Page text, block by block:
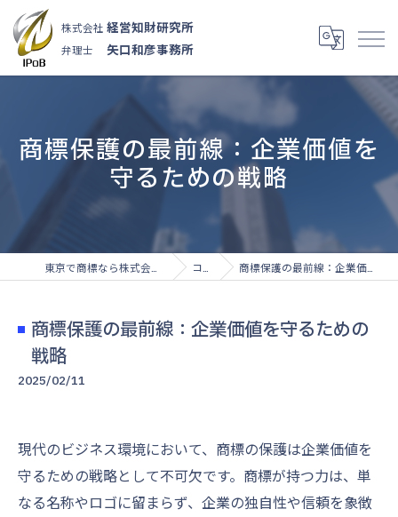
株式会社 経営知財研究所
弁理士 矢口和彦事務所
商標保護の最前線：企業価値を
守るための戦略
コラム 商標保護の最前線：企業価値を守るための戦略
商標保護の最前線：企業価値を守るための
戦略
2025/02/11
現代のビジネス環境において、商標の保護は企業価値を
守るための戦略として不可欠です。商標が持つ力は、単
なる名称やロゴに留まらず、企業の独自性や信頼を象徴